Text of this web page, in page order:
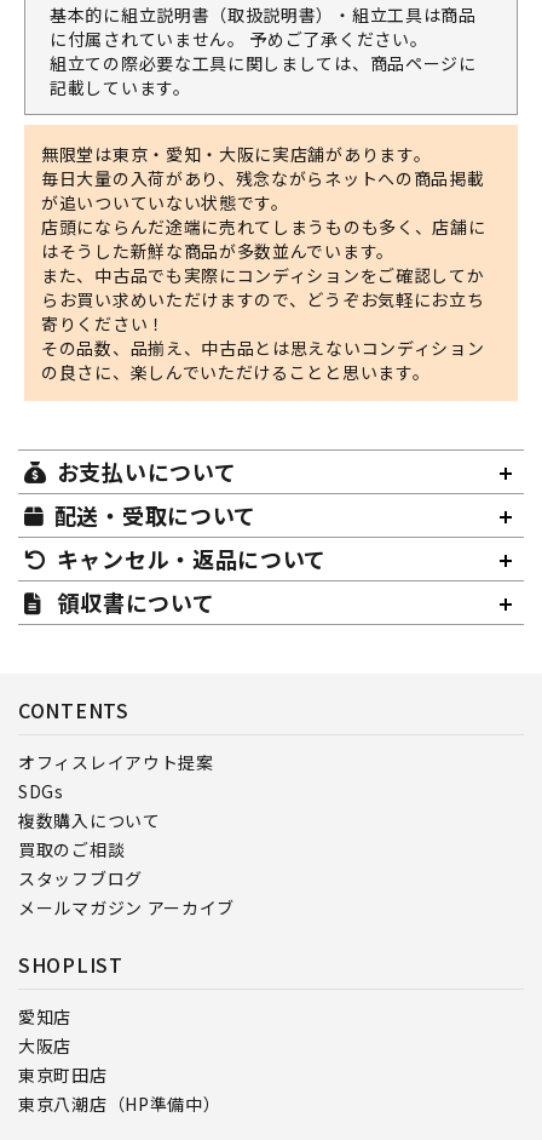
基本的に組立説明書（取扱説明書）・組立工具は商品
に付属されていません。 予めご了承ください。
組立ての際必要な工具に関しましては、商品ページに
記載しています。
無限堂は東京・愛知・大阪に実店舗があります。
毎日大量の入荷があり、残念ながらネットへの商品掲載
が追いついていない状態です。
店頭にならんだ途端に売れてしまうものも多く、店舗に
はそうした新鮮な商品が多数並んでいます。
また、中古品でも実際にコンディションをご確認してか
らお買い求めいただけますので、どうぞお気軽にお立ち
寄りください！
その品数、品揃え、中古品とは思えないコンディション
の良さに、楽しんでいただけることと思います。
お支払いについて
配送・受取について
キャンセル・返品について
領収書について
CONTENTS
オフィスレイアウト提案
SDGs
複数購入について
買取のご相談
スタッフブログ
メールマガジン アーカイブ
SHOPLIST
愛知店
大阪店
東京町田店
東京八潮店（HP準備中）